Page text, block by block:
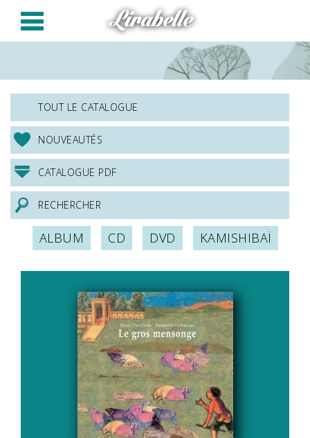
Panneau de gestion des cookies
Lirabelle
TOUT LE CATALOGUE
NOUVEAUTÉS
CATALOGUE PDF
RECHERCHER
ALBUM CD DVD KAMISHIBAÏ